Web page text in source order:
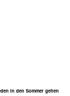
in den Sommer gehen